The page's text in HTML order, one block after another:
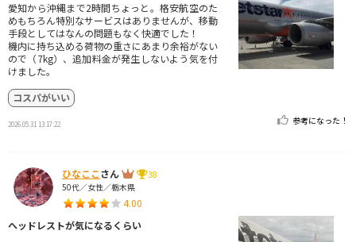
愛知から沖縄まで2時間ちょっと。格安航空のた
めもちろん特別なサービスはありませんが、移動
手段としてはなんの問題もなく快適でした！
機内に持ち込める荷物の重さにあまり余裕がない
ので（7kg）、追加料金が発生しないよう気を付
けました。
コスパがいい
2026.05.31 13:17:22 参考になった！
ひなここさん
38
50代／女性／栃木県
4.00
ヘッドレストが気になるくらい